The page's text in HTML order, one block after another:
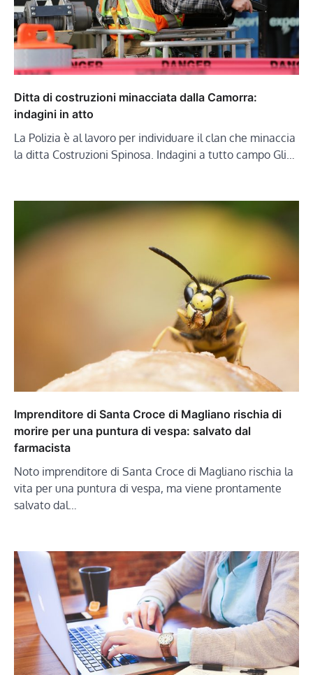
Ditta di costruzioni minacciata dalla Camorra:
indagini in atto
La Polizia è al lavoro per individuare il clan che minaccia
la ditta Costruzioni Spinosa. Indagini a tutto campo Gli…
Imprenditore di Santa Croce di Magliano rischia di
morire per una puntura di vespa: salvato dal
farmacista
Noto imprenditore di Santa Croce di Magliano rischia la
vita per una puntura di vespa, ma viene prontamente
salvato dal…